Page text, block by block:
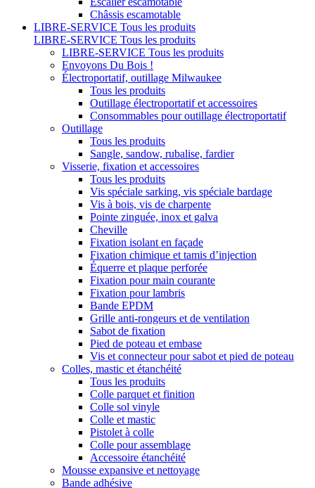
Châssis escamotable
LIBRE-SERVICE Tous les produits
LIBRE-SERVICE Tous les produits
LIBRE-SERVICE Tous les produits
Envoyons Du Bois !
Électroportatif, outillage Milwaukee
Tous les produits
Outillage électroportatif et accessoires
Consommables pour outillage électroportatif
Outillage
Tous les produits
Sangle, sandow, rubalise, fardier
Visserie, fixation et accessoires
Tous les produits
Vis spéciale sarking, vis spéciale bardage
Vis à bois, vis de charpente
Pointe zinguée, inox et galva
Cheville
Fixation isolant en façade
Fixation chimique et tamis d’injection
Équerre et plaque perforée
Fixation pour main courante
Fixation pour lambris
Bande EPDM
Grille anti-rongeurs et de ventilation
Sabot de fixation
Pied de poteau et embase
Vis et connecteur pour sabot et pied de poteau
Colles, mastic et étanchéité
Tous les produits
Colle parquet et finition
Colle sol vinyle
Colle et mastic
Pistolet à colle
Colle pour assemblage
Accessoire étanchéité
Mousse expansive et nettoyage
Bande adhésive